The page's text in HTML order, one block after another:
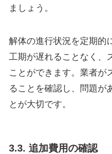
ましょう。
解体の進行状況を定期的
工期が遅れることなく、
ことができます。業者が
ることを確認し、問題が
とが大切です。
3.3. 追加費用の確認